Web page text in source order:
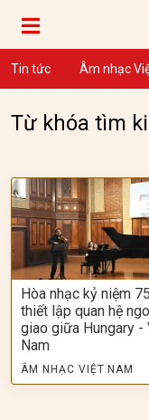
Tin tức Âm nhạc
Từ khóa tìm
Hòa nhạc kỷ niệm
thiết lập quan hệ
giao giữa Hungary -
Nam
ÂM NHẠC VIỆT NAM